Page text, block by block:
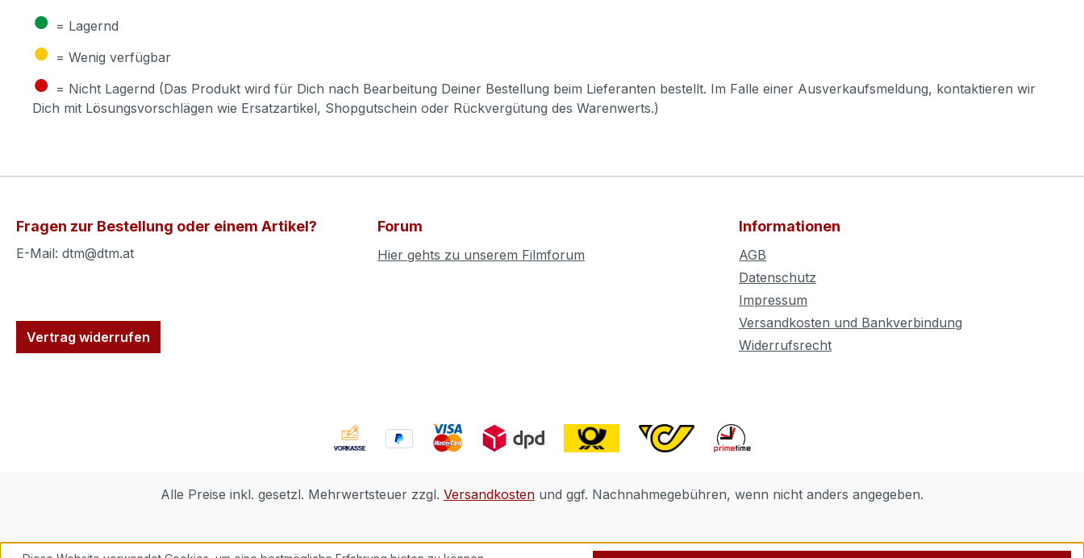
● = Lagernd
● = Wenig verfügbar
● = Nicht Lagernd (Das Produkt wird für Dich nach Bearbeitung Deiner Bestellung beim Lieferanten bestellt. Im Falle einer Ausverkaufsmeldung, kontaktieren wir
Dich mit Lösungsvorschlägen wie Ersatzartikel, Shopgutschein oder Rückvergütung des Warenwerts.)
Fragen zur Bestellung oder einem Artikel?
E-Mail: dtm@dtm.at
Vertrag widerrufen
Forum
Hier gehts zu unserem Filmforum
Informationen
AGB
Datenschutz
Impressum
Versandkosten und Bankverbindung
Widerrufsrecht
Alle Preise inkl. gesetzl. Mehrwertsteuer zzgl. Versandkosten und ggf. Nachnahmegebühren, wenn nicht anders angegeben.